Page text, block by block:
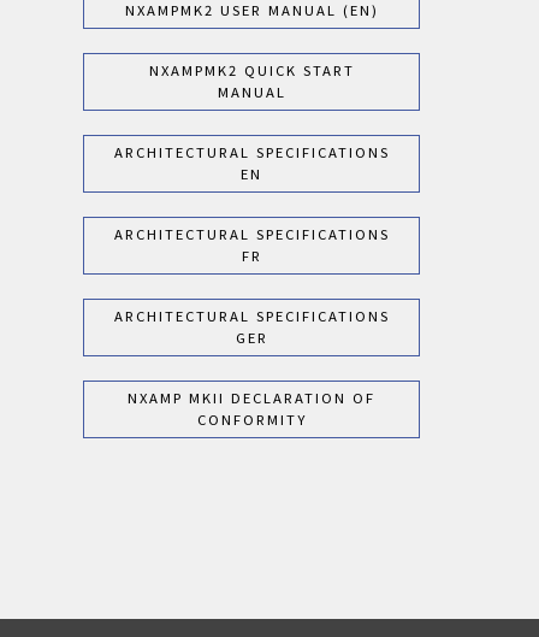
NXAMPMK2 USER MANUAL (EN)
NXAMPMK2 QUICK START
MANUAL
ARCHITECTURAL SPECIFICATIONS
EN
ARCHITECTURAL SPECIFICATIONS
FR
ARCHITECTURAL SPECIFICATIONS
GER
NXAMP MKII DECLARATION OF
CONFORMITY